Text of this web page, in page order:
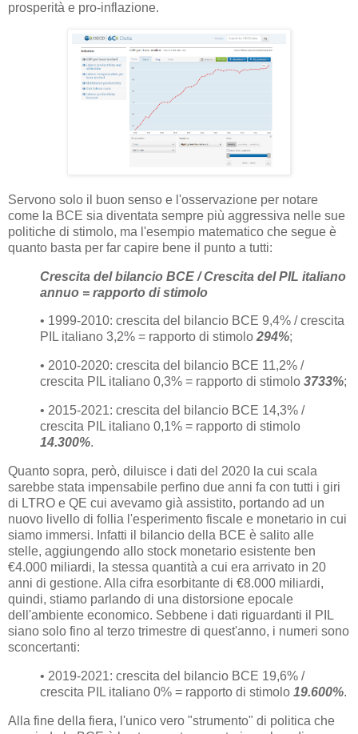
prosperità e pro-inflazione.
Servono solo il buon senso e l'osservazione per notare
come la BCE sia diventata sempre più aggressiva nelle sue
politiche di stimolo, ma l'esempio matematico che segue è
quanto basta per far capire bene il punto a tutti:
Crescita del bilancio BCE / Crescita del PIL italiano
annuo = rapporto di stimolo
• 1999-2010: crescita del bilancio BCE 9,4% / crescita
PIL italiano 3,2% = rapporto di stimolo 294%;
• 2010-2020: crescita del bilancio BCE 11,2% /
crescita PIL italiano 0,3% = rapporto di stimolo 3733%;
• 2015-2021: crescita del bilancio BCE 14,3% /
crescita PIL italiano 0,1% = rapporto di stimolo
14.300%.
Quanto sopra, però, diluisce i dati del 2020 la cui scala
sarebbe stata impensabile perfino due anni fa con tutti i giri
di LTRO e QE cui avevamo già assistito, portando ad un
nuovo livello di follia l'esperimento fiscale e monetario in cui
siamo immersi. Infatti il bilancio della BCE è salito alle
stelle, aggiungendo allo stock monetario esistente ben
€4.000 miliardi, la stessa quantità a cui era arrivato in 20
anni di gestione. Alla cifra esorbitante di €8.000 miliardi,
quindi, stiamo parlando di una distorsione epocale
dell'ambiente economico. Sebbene i dati riguardanti il PIL
siano solo fino al terzo trimestre di quest'anno, i numeri sono
sconcertanti:
• 2019-2021: crescita del bilancio BCE 19,6% /
crescita PIL italiano 0% = rapporto di stimolo 19.600%.
Alla fine della fiera, l'unico vero "strumento" di politica che